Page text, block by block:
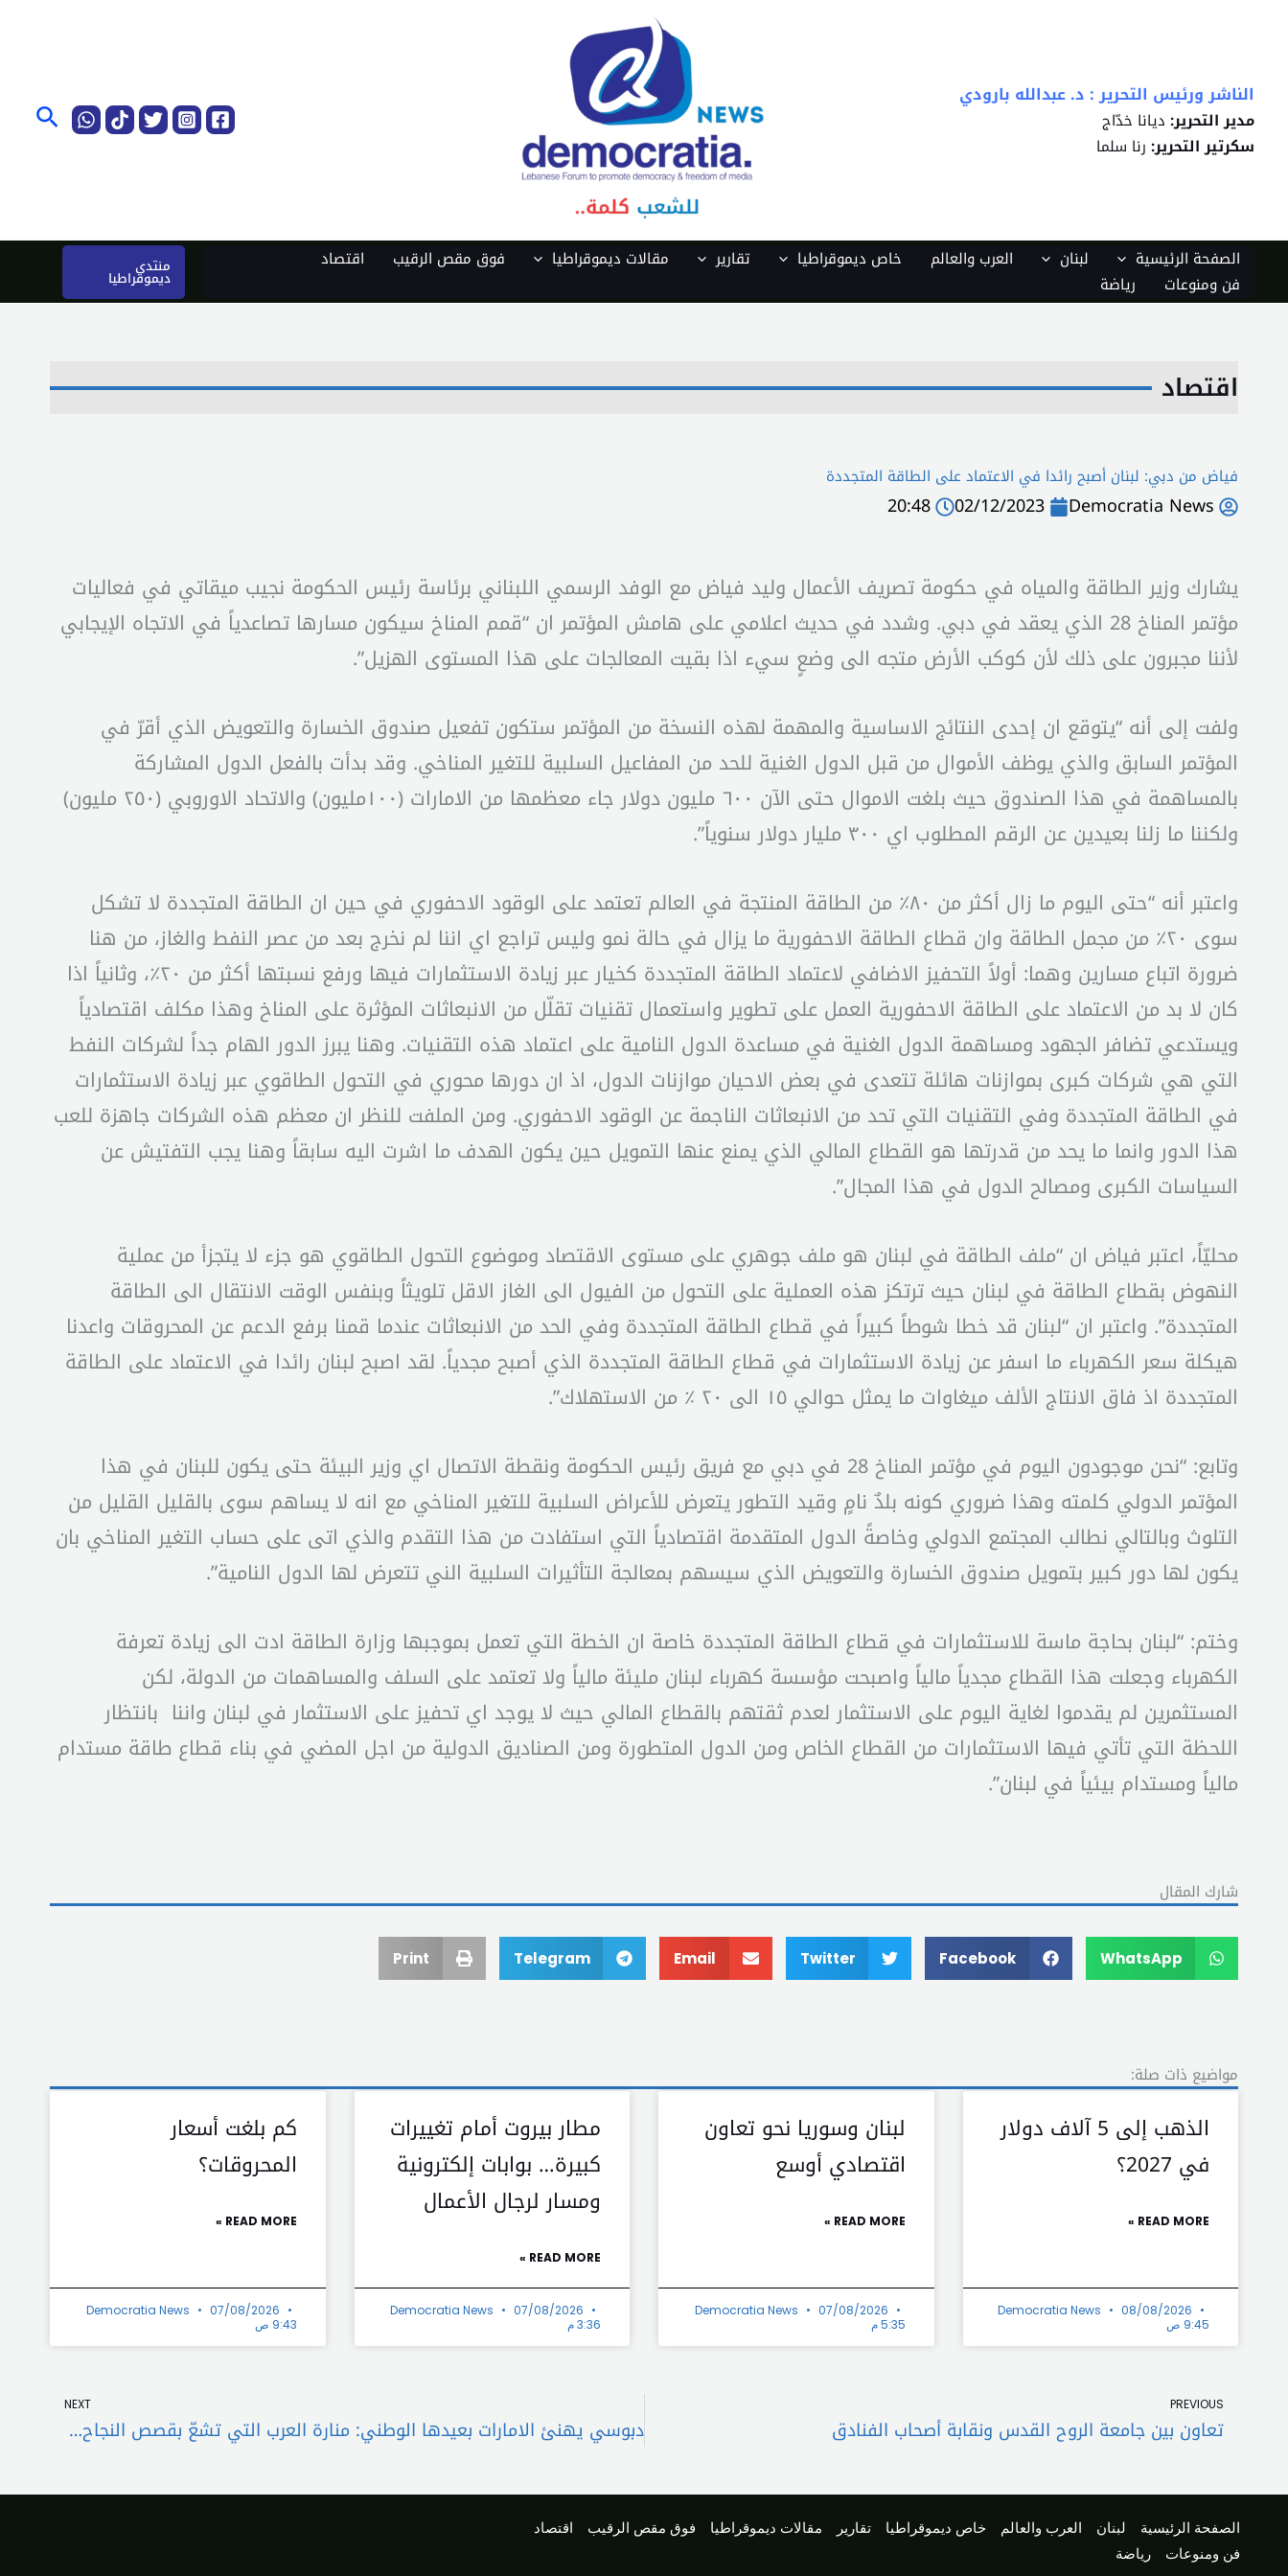
الناشر ورئيس التحرير : د. عبدالله بارودي
مدير التحرير: ديانا خدّاج
سكرتير التحرير: رنا سلما
الصفحة الرئيسية لبنان العرب والعالم خاص ديموقراطيا تقارير مقالات ديموقراطيا فوق مقص الرقيب
اقتصاد
فن ومنوعات
رياضة
منتدى
ديموقراطيا
اقتصاد
فياض من دبي: لبنان أصبح رائدا في الاعتماد على الطاقة المتجددة
Democratia News
02/12/2023
20:48
يشارك وزير الطاقة والمياه في حكومة تصريف الأعمال وليد فياض مع الوفد الرسمي اللبناني برئاسة رئيس الحكومة نجيب ميقاتي في فعاليات
مؤتمر المناخ 28 الذي يعقد في دبي. وشدد في حديث اعلامي على هامش المؤتمر ان “قمم المناخ سيكون مسارها تصاعدياً في الاتجاه الإيجابي
لأننا مجبرون على ذلك لأن كوكب الأرض متجه الى وضعٍ سيء اذا بقيت المعالجات على هذا المستوى الهزيل”.
ولفت إلى أنه “يتوقع ان إحدى النتائج الاساسية والمهمة لهذه النسخة من المؤتمر ستكون تفعيل صندوق الخسارة والتعويض الذي أقرّ في
المؤتمر السابق والذي يوظف الأموال من قبل الدول الغنية للحد من المفاعيل السلبية للتغير المناخي. وقد بدأت بالفعل الدول المشاركة
بالمساهمة في هذا الصندوق حيث بلغت الاموال حتى الآن ٦٠٠ مليون دولار جاء معظمها من الامارات (١٠٠مليون) والاتحاد الاوروبي (٢٥٠ مليون)
ولكننا ما زلنا بعيدين عن الرقم المطلوب اي ٣٠٠ مليار دولار سنوياً”.
واعتبر أنه “حتى اليوم ما زال أكثر من ٨٠٪ من الطاقة المنتجة في العالم تعتمد على الوقود الاحفوري في حين ان الطاقة المتجددة لا تشكل
سوى ٢٠٪ من مجمل الطاقة وان قطاع الطاقة الاحفورية ما يزال في حالة نمو وليس تراجع اي اننا لم نخرج بعد من عصر النفط والغاز، من هنا
ضرورة اتباع مسارين وهما: أولاً التحفيز الاضافي لاعتماد الطاقة المتجددة كخيار عبر زيادة الاستثمارات فيها ورفع نسبتها أكثر من ٢٠٪، وثانياً اذا
كان لا بد من الاعتماد على الطاقة الاحفورية العمل على تطوير واستعمال تقنيات تقلّل من الانبعاثات المؤثرة على المناخ وهذا مكلف اقتصادياً
ويستدعي تضافر الجهود ومساهمة الدول الغنية في مساعدة الدول النامية على اعتماد هذه التقنيات. وهنا يبرز الدور الهام جداً لشركات النفط
التي هي شركات كبرى بموازنات هائلة تتعدى في بعض الاحيان موازنات الدول، اذ ان دورها محوري في التحول الطاقوي عبر زيادة الاستثمارات
في الطاقة المتجددة وفي التقنيات التي تحد من الانبعاثات الناجمة عن الوقود الاحفوري. ومن الملفت للنظر ان معظم هذه الشركات جاهزة للعب
هذا الدور وانما ما يحد من قدرتها هو القطاع المالي الذي يمنع عنها التمويل حين يكون الهدف ما اشرت اليه سابقاً وهنا يجب التفتيش عن
السياسات الكبرى ومصالح الدول في هذا المجال”.
محليّاً، اعتبر فياض ان “ملف الطاقة في لبنان هو ملف جوهري على مستوى الاقتصاد وموضوع التحول الطاقوي هو جزء لا يتجزأ من عملية
النهوض بقطاع الطاقة في لبنان حيث ترتكز هذه العملية على التحول من الفيول الى الغاز الاقل تلويثاً وبنفس الوقت الانتقال الى الطاقة
المتجددة”. واعتبر ان “لبنان قد خطا شوطاً كبيراً في قطاع الطاقة المتجددة وفي الحد من الانبعاثات عندما قمنا برفع الدعم عن المحروقات واعدنا
هيكلة سعر الكهرباء ما اسفر عن زيادة الاستثمارات في قطاع الطاقة المتجددة الذي أصبح مجدياً. لقد اصبح لبنان رائدا في الاعتماد على الطاقة
المتجددة اذ فاق الانتاج الألف ميغاوات ما يمثل حوالي ١٥ الى ٢٠ ٪ من الاستهلاك”.
وتابع: “نحن موجودون اليوم في مؤتمر المناخ 28 في دبي مع فريق رئيس الحكومة ونقطة الاتصال اي وزير البيئة حتى يكون للبنان في هذا
المؤتمر الدولي كلمته وهذا ضروري كونه بلدٌ نامٍ وقيد التطور يتعرض للأعراض السلبية للتغير المناخي مع انه لا يساهم سوى بالقليل القليل من
التلوث وبالتالي نطالب المجتمع الدولي وخاصةً الدول المتقدمة اقتصادياً التي استفادت من هذا التقدم والذي اتى على حساب التغير المناخي بان
يكون لها دور كبير بتمويل صندوق الخسارة والتعويض الذي سيسهم بمعالجة التأثيرات السلبية الني تتعرض لها الدول النامية”.
وختم: “لبنان بحاجة ماسة للاستثمارات في قطاع الطاقة المتجددة خاصة ان الخطة التي تعمل بموجبها وزارة الطاقة ادت الى زيادة تعرفة
الكهرباء وجعلت هذا القطاع مجدياً مالياً واصبحت مؤسسة كهرباء لبنان مليئة مالياً ولا تعتمد على السلف والمساهمات من الدولة، لكن
المستثمرين لم يقدموا لغاية اليوم على الاستثمار لعدم ثقتهم بالقطاع المالي حيث لا يوجد اي تحفيز على الاستثمار في لبنان واننا بانتظار
اللحظة التي تأتي فيها الاستثمارات من القطاع الخاص ومن الدول المتطورة ومن الصناديق الدولية من اجل المضي في بناء قطاع طاقة مستدام
مالياً ومستدام بيئياً في لبنان”.
شارك المقال
WhatsApp
Facebook
Twitter
Email
Telegram
Print
مواضيع ذات صلة:
الذهب إلى 5 آلاف دولار
في 2027؟
READ MORE »
Democratia News
08/08/2026
9:45 ص
لبنان وسوريا نحو تعاون
اقتصادي أوسع
READ MORE »
Democratia News
07/08/2026
5:35 م
مطار بيروت أمام تغييرات
كبيرة… بوابات إلكترونية
ومسار لرجال الأعمال
READ MORE »
Democratia News
07/08/2026
3:36 م
كم بلغت أسعار
المحروقات؟
READ MORE »
Democratia News
07/08/2026
9:43 ص
PREVIOUS
تعاون بين جامعة الروح القدس ونقابة أصحاب الفنادق
NEXT
دبوسي يهنئ الامارات بعيدها الوطني: منارة العرب التي تشعّ بقصص النجاح والإنجازات
الصفحة الرئيسية لبنان العرب والعالم خاص ديموقراطيا تقارير مقالات ديموقراطيا فوق مقص الرقيب
اقتصاد
فن ومنوعات
رياضة